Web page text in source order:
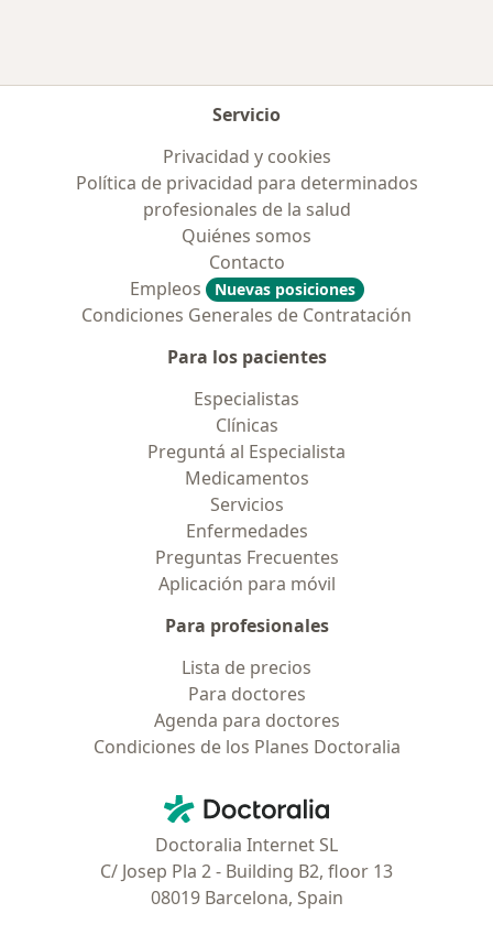
Servicio
Privacidad y cookies
Política de privacidad para determinados
profesionales de la salud
Quiénes somos
Contacto
Empleos
Nuevas posiciones
Condiciones Generales de Contratación
Para los pacientes
Especialistas
Clínicas
Preguntá al Especialista
Medicamentos
Servicios
Enfermedades
Preguntas Frecuentes
Aplicación para móvil
Para profesionales
Lista de precios
Para doctores
Agenda para doctores
Condiciones de los Planes Doctoralia
Doctoralia - Página de inicio
Doctoralia Internet SL
C/ Josep Pla 2 - Building B2, floor 13
08019 Barcelona, Spain